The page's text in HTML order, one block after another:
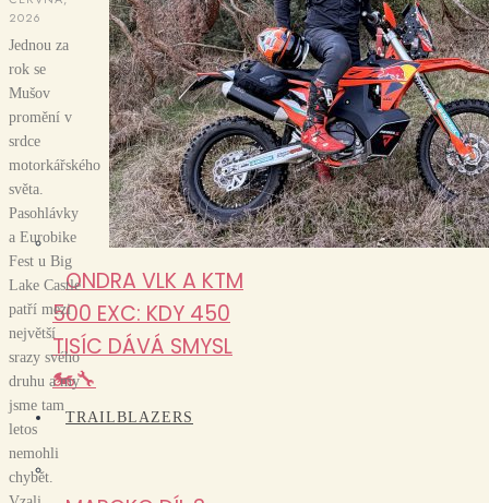
ONDRA VLK A KTM
500 EXC: KDY 450
TISÍC DÁVÁ SMYSL
🏍️🔧
TRAILBLAZERS
2026
Jednou za
rok se
Mušov
promění v
srdce
motorkářského
světa.
Pasohlávky
a Eurobike
Fest u Big
Lake Castle
patří mezi
největší
srazy svého
druhu a my
jsme tam
letos
nemohli
chybět.